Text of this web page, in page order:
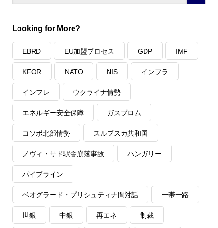
Looking for More?
EBRD EU加盟プロセス GDP IMF
KFOR NATO NIS インフラ
インフレ ウクライナ情勢
エネルギー安全保障 ガスプロム
コソボ北部情勢 スルプスカ共和国
ノヴィ・サド駅舎崩落事故 ハンガリー
パイプライン
ベオグラード・プリシュティナ間対話 一帯一路
世銀 中銀 再エネ 制裁